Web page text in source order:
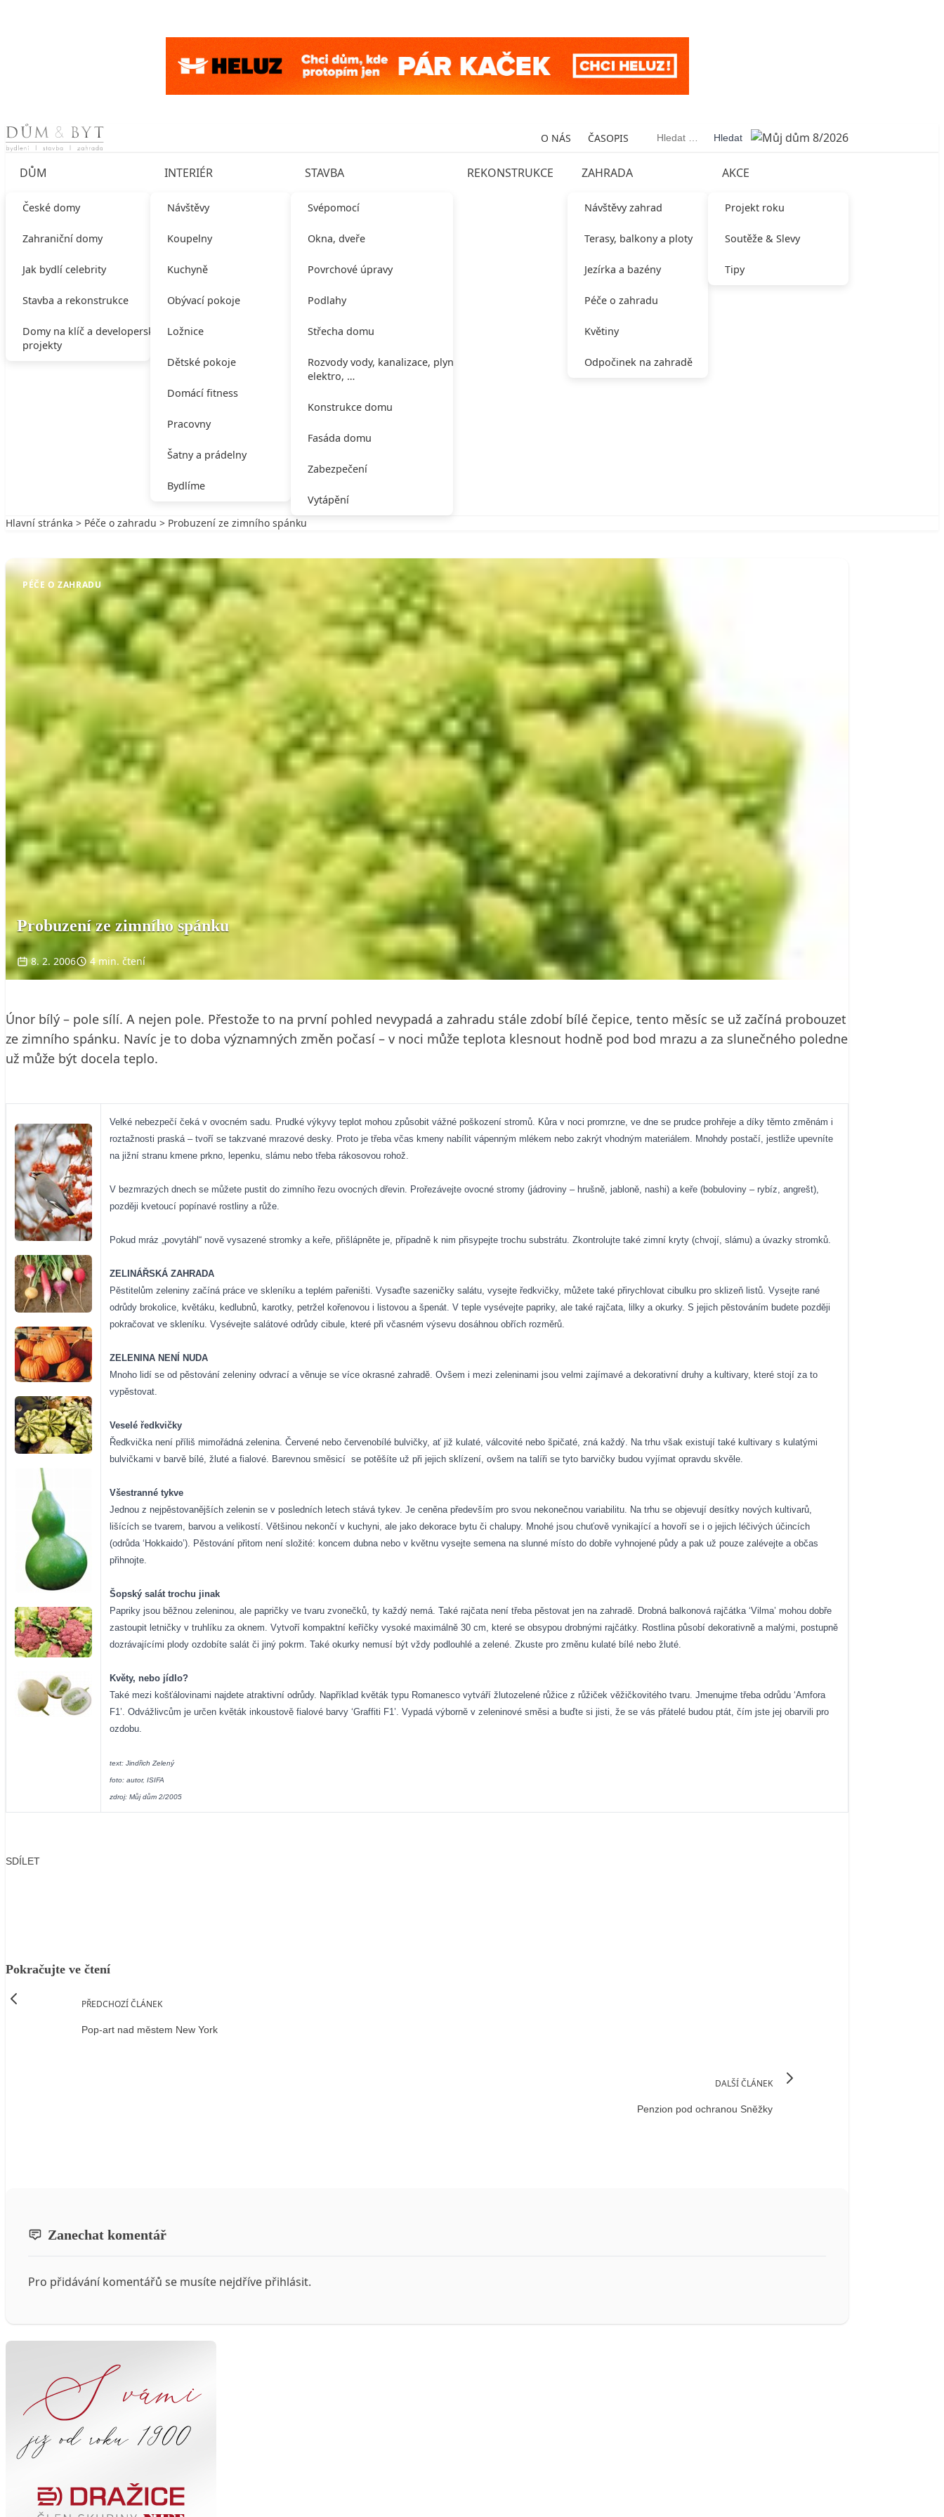
Skip to content O NÁS ČASOPIS Vyhledávání
DŮM
České domy
Zahraniční domy
Jak bydlí celebrity
Stavba a rekonstrukce
Domy na klíč a developerské
projekty
INTERIÉR
Návštěvy
Koupelny
Kuchyně
Obývací pokoje
Ložnice
Dětské pokoje
Domácí fitness
Pracovny
Šatny a prádelny
Bydlíme
STAVBA
Svépomocí
Okna, dveře
Povrchové úpravy
Podlahy
Střecha domu
Rozvody vody, kanalizace, plynu,
elektro, …
Konstrukce domu
Fasáda domu
Zabezpečení
Vytápění
REKONSTRUKCE ZAHRADA
Návštěvy zahrad
Terasy, balkony a ploty
Jezírka a bazény
Péče o zahradu
Květiny
Odpočinek na zahradě
AKCE
Projekt roku
Soutěže & Slevy
Tipy
Hlavní stránka > Péče o zahradu > Probuzení ze zimního spánku
PÉČE O ZAHRADU
Probuzení ze zimního spánku
8. 2. 2006 4 min. čtení
Únor bílý – pole sílí. A nejen pole. Přestože to na první pohled nevypadá a zahradu stále zdobí bílé čepice, tento měsíc se už začíná probouzet
ze zimního spánku. Navíc je to doba významných změn počasí – v noci může teplota klesnout hodně pod bod mrazu a za slunečného poledne
už může být docela teplo.
Velké nebezpečí čeká v ovocném sadu. Prudké výkyvy teplot mohou způsobit vážné poškození stromů. Kůra v noci promrzne, ve dne se prudce prohřeje a díky těmto změnám i
roztažnosti praská – tvoří se takzvané mrazové desky. Proto je třeba včas kmeny nabílit vápenným mlékem nebo zakrýt vhodným materiálem. Mnohdy postačí, jestliže upevníte
na jižní stranu kmene prkno, lepenku, slámu nebo třeba rákosovou rohož.
V bezmrazých dnech se můžete pustit do zimního řezu ovocných dřevin. Prořezávejte ovocné stromy (jádroviny – hrušně, jabloně, nashi) a keře (bobuloviny – rybíz, angrešt),
později kvetoucí popínavé rostliny a růže.
Pokud mráz „povytáhl“ nově vysazené stromky a keře, přišlápněte je, případně k nim přisypejte trochu substrátu. Zkontrolujte také zimní kryty (chvojí, slámu) a úvazky stromků.
ZELINÁŘSKÁ ZAHRADA
Pěstitelům zeleniny začíná práce ve skleníku a teplém pařeništi. Vysaďte sazeničky salátu, vysejte ředkvičky, můžete také přirychlovat cibulku pro sklizeň listů. Vysejte rané
odrůdy brokolice, květáku, kedlubnů, karotky, petržel kořenovou i listovou a špenát. V teple vysévejte papriky, ale také rajčata, lilky a okurky. S jejich pěstováním budete později
pokračovat ve skleníku. Vysévejte salátové odrůdy cibule, které při včasném výsevu dosáhnou obřích rozměrů.
ZELENINA NENÍ NUDA
Mnoho lidí se od pěstování zeleniny odvrací a věnuje se více okrasné zahradě. Ovšem i mezi zeleninami jsou velmi zajímavé a dekorativní druhy a kultivary, které stojí za to
vypěstovat.
Veselé ředkvičky
Ředkvička není příliš mimořádná zelenina. Červené nebo červenobílé bulvičky, ať již kulaté, válcovité nebo špičaté, zná každý. Na trhu však existují také kultivary s kulatými
bulvičkami v barvě bílé, žluté a fialové. Barevnou směsicí se potěšíte už při jejich sklízení, ovšem na talíři se tyto barvičky budou vyjímat opravdu skvěle.
Všestranné tykve
Jednou z nejpěstovanějších zelenin se v posledních letech stává tykev. Je ceněna především pro svou nekonečnou variabilitu. Na trhu se objevují desítky nových kultivarů,
lišících se tvarem, barvou a velikostí. Většinou nekončí v kuchyni, ale jako dekorace bytu či chalupy. Mnohé jsou chuťově vynikající a hovoří se i o jejich léčivých účincích
(odrůda ‘Hokkaido’). Pěstování přitom není složité: koncem dubna nebo v květnu vysejte semena na slunné místo do dobře vyhnojené půdy a pak už pouze zalévejte a občas
přihnojte.
Šopský salát trochu jinak
Papriky jsou běžnou zeleninou, ale papričky ve tvaru zvonečků, ty každý nemá. Také rajčata není třeba pěstovat jen na zahradě. Drobná balkonová rajčátka ‘Vilma’ mohou dobře
zastoupit letničky v truhlíku za oknem. Vytvoří kompaktní keříčky vysoké maximálně 30 cm, které se obsypou drobnými rajčátky. Rostlina působí dekorativně a malými, postupně
dozrávajícími plody ozdobíte salát či jiný pokrm. Také okurky nemusí být vždy podlouhlé a zelené. Zkuste pro změnu kulaté bílé nebo žluté.
Květy, nebo jídlo?
Také mezi košťálovinami najdete atraktivní odrůdy. Například květák typu Romanesco vytváří žlutozelené růžice z růžiček věžičkovitého tvaru. Jmenujme třeba odrůdu ‘Amfora
F1’. Odvážlivcům je určen květák inkoustově fialové barvy ‘Graffiti F1’. Vypadá výborně v zeleninové směsi a buďte si jisti, že se vás přátelé budou ptát, čím jste jej obarvili pro
ozdobu.
text: Jindřich Zelený
foto: autor, ISIFA
zdroj: Můj dům 2/2005
SDÍLET
Pokračujte ve čtení
PŘEDCHOZÍ ČLÁNEK
Pop-art nad městem New York
DALŠÍ ČLÁNEK
Penzion pod ochranou Sněžky
Zanechat komentář
Pro přidávání komentářů se musíte nejdříve přihlásit.